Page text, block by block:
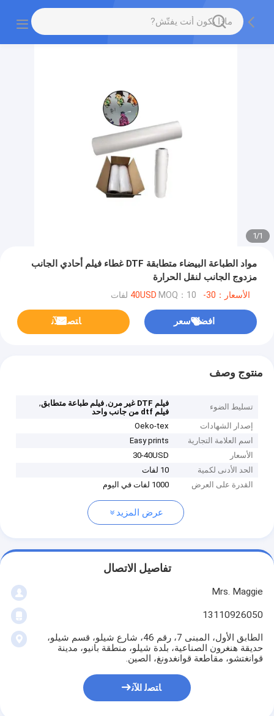
1
/
1
مواد الطباعة البيضاء متطابقة DTF غطاء فيلم أحادي الجانب
مزدوج الجانب لنقل الحرارة
الأسعار：30-40USD MOQ：10 لفات
افضل سعر ﺎﺘﺼﻟ ﺍﻶﻧ
منتوج وصف
تسليط الضوء فيلم DTF غير مرن ,فيلم طباعة متطابق,
فيلم dtf من جانب واحد
إصدار الشهادات
Oeko-tex
اسم العلامة التجارية
Easy prints
الأسعار
30-40USD
الحد الأدنى لكمية
10 لفات
القدرة على العرض
1000 لفات في اليوم
عرض المزيد
تفاصيل الاتصال
Mrs. Maggie
13110926050
الطابق الأول، المبنى 7، رقم 46، شارع شيلو، قسم شيلو،
حديقة هنغرون الصناعية، بلدة شيلو، منطقة بانيو، مدينة
قوانغتشو، مقاطعة قوانغدونغ، الصين.
ﺎﺘﺼﻟ ﺍﻶﻧ